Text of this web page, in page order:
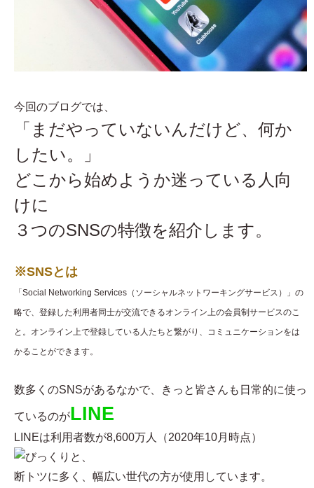
今回のブログでは、
「まだやっていないんだけど、何か
したい。」
どこから始めようか迷っている人向
けに
３つのSNSの特徴を紹介します。
※SNSとは
「Social Networking Services（ソーシャルネットワーキングサービス）」の
略で、登録した利用者同士が交流できるオンライン上の会員制サービスのこ
と。オンライン上で登録している人たちと繋がり、コミュニケーションをは
かることができます。
数多くのSNSがあるなかで、きっと皆さんも日常的に使っ
ているのがLINE
LINEは利用者数が8,600万人（2020年10月時点）
と、
断トツに多く、幅広い世代の方が使用しています。